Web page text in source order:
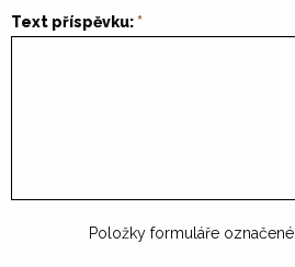
Text příspěvku:
Položky formuláře označené